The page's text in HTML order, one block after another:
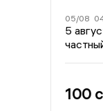
05/08
5
100